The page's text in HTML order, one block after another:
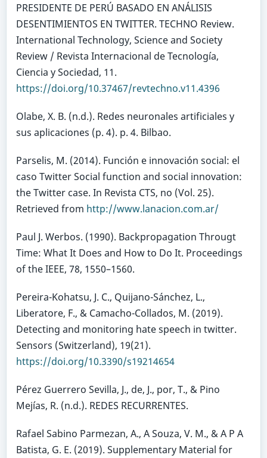
PRESIDENTE DE PERÚ BASADO EN ANÁLISIS
DESENTIMIENTOS EN TWITTER. TECHNO Review.
International Technology, Science and Society
Review / Revista Internacional de Tecnología,
Ciencia y Sociedad, 11.
https://doi.org/10.37467/revtechno.v11.4396
Olabe, X. B. (n.d.). Redes neuronales artificiales y
sus aplicaciones (p. 4). p. 4. Bilbao.
Parselis, M. (2014). Función e innovación social: el
caso Twitter Social function and social innovation:
the Twitter case. In Revista CTS, no (Vol. 25).
Retrieved from http://www.lanacion.com.ar/
Paul J. Werbos. (1990). Backpropagation Througt
Time: What It Does and How to Do It. Proceedings
of the IEEE, 78, 1550–1560.
Pereira-Kohatsu, J. C., Quijano-Sánchez, L.,
Liberatore, F., & Camacho-Collados, M. (2019).
Detecting and monitoring hate speech in twitter.
Sensors (Switzerland), 19(21).
https://doi.org/10.3390/s19214654
Pérez Guerrero Sevilla, J., de, J., por, T., & Pino
Mejías, R. (n.d.). REDES RECURRENTES.
Rafael Sabino Parmezan, A., A Souza, V. M., & A P A
Batista, G. E. (2019). Supplementary Material for